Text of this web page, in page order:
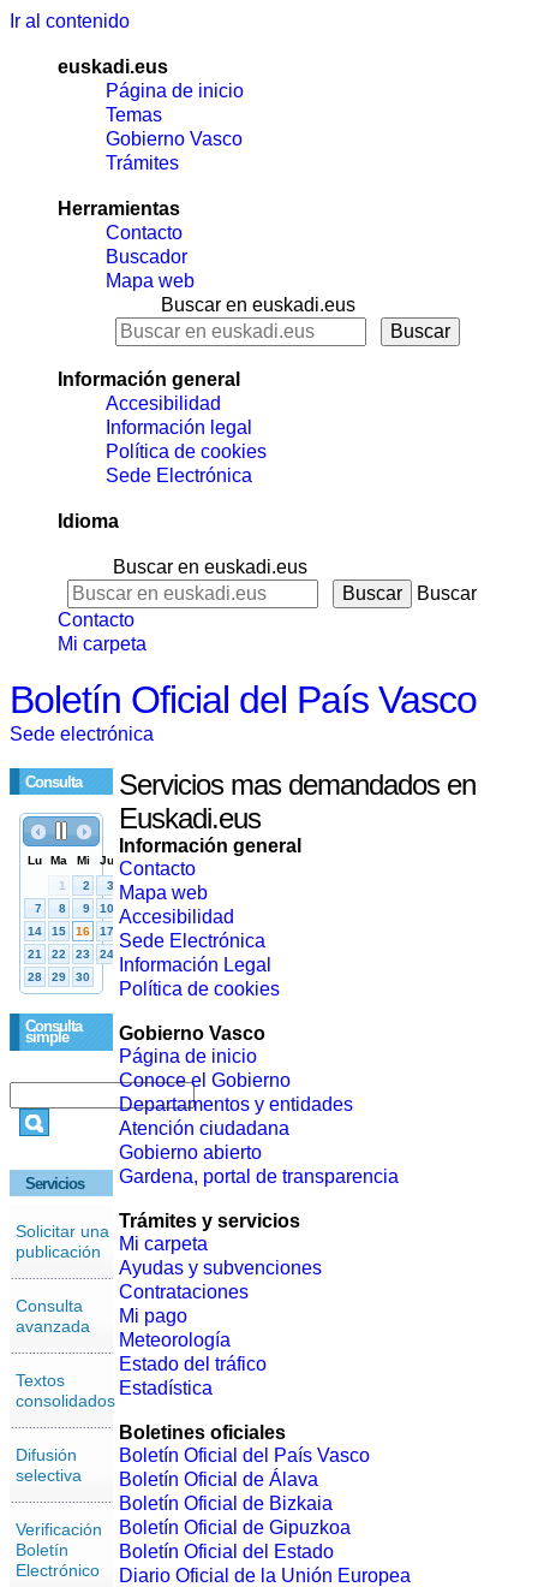
Ir al contenido
euskadi.eus
Página de inicio
Temas
Gobierno Vasco
Trámites
Herramientas
Contacto
Buscador
Mapa web
Buscar en euskadi.eus
Información general
Accesibilidad
Información legal
Política de cookies
Sede Electrónica
Idioma
Buscar en euskadi.eus
Buscar
Contacto
Mi carpeta
Boletín Oficial del País Vasco
Sede electrónica
Consulta
Consulta
simple
Servicios
Solicitar una
publicación
Consulta
avanzada
Textos
consolidados
Difusión
selectiva
Verificación
Boletín
Electrónico
Servicios mas demandados en
Euskadi.eus
Información general
Contacto
Mapa web
Accesibilidad
Sede Electrónica
Información Legal
Política de cookies
Gobierno Vasco
Página de inicio
Conoce el Gobierno
Departamentos y entidades
Atención ciudadana
Gobierno abierto
Gardena, portal de transparencia
Trámites y servicios
Mi carpeta
Ayudas y subvenciones
Contrataciones
Mi pago
Meteorología
Estado del tráfico
Estadística
Boletines oficiales
Boletín Oficial del País Vasco
Boletín Oficial de Álava
Boletín Oficial de Bizkaia
Boletín Oficial de Gipuzkoa
Boletín Oficial del Estado
Diario Oficial de la Unión Europea